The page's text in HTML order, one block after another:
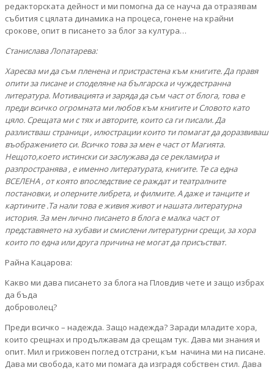
редакторската дейност и ми помогна да се науча да отразявам
събития с цялата динамика на процеса, гонене на крайни
срокове, опит в писането за блог за култура…
Станислава Лопатарева:
Харесва ми да съм пленена и пристрастена към книгите. Да правя
опити за писане и споделяне на българска и чуждестранна
литература. Мотивацията и заряда да съм част от блога, това е
преди всичко огромната ми любов към книгите и Словото като
цяло. Срещата ми с тях и авторите, които са ги писали. Да
разлистваш страници , илюстрации които ти помагат да доразвиваш
въображението си. Всичко това за мен е част от Магията.
Нещото,което истински си заслужава да се рекламира и
разпространява , е именно литературата, книгите. Те са една
ВСЕЛЕНА , от която впоследствие се раждат и театралните
постановки, и оперните либрета, и филмите. А даже и танците и
картините .Та нали това е живия живот и нашата литературна
история. За мен лично писането в блога е малка част от
представянето на хубави и смислени литературни срещи, за хора
които по една или друга причина не могат да присъстват.
Райна Кацарова:
Какво ми дава писането за блога на Пловдив чете и защо избрах
да бъда
доброволец?
Преди всичко – надежда. Защо надежда? Заради младите хора,
които срещнах и продължавам да срещам тук. Дава ми знания и
опит. Мил и грижовен поглед отстрани, към начина ми на писане.
Дава ми свобода, като ми помага да изградя собствен стил. Дава